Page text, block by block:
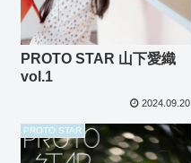
PROTO STAR 山下愛織
vol.1
2024.09.20
PROTO STAR